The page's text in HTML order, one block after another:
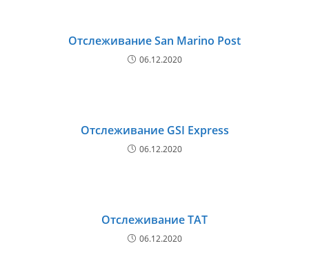
Отслеживание San Marino Post
06.12.2020
Отслеживание GSI Express
06.12.2020
Отслеживание ТАТ
06.12.2020